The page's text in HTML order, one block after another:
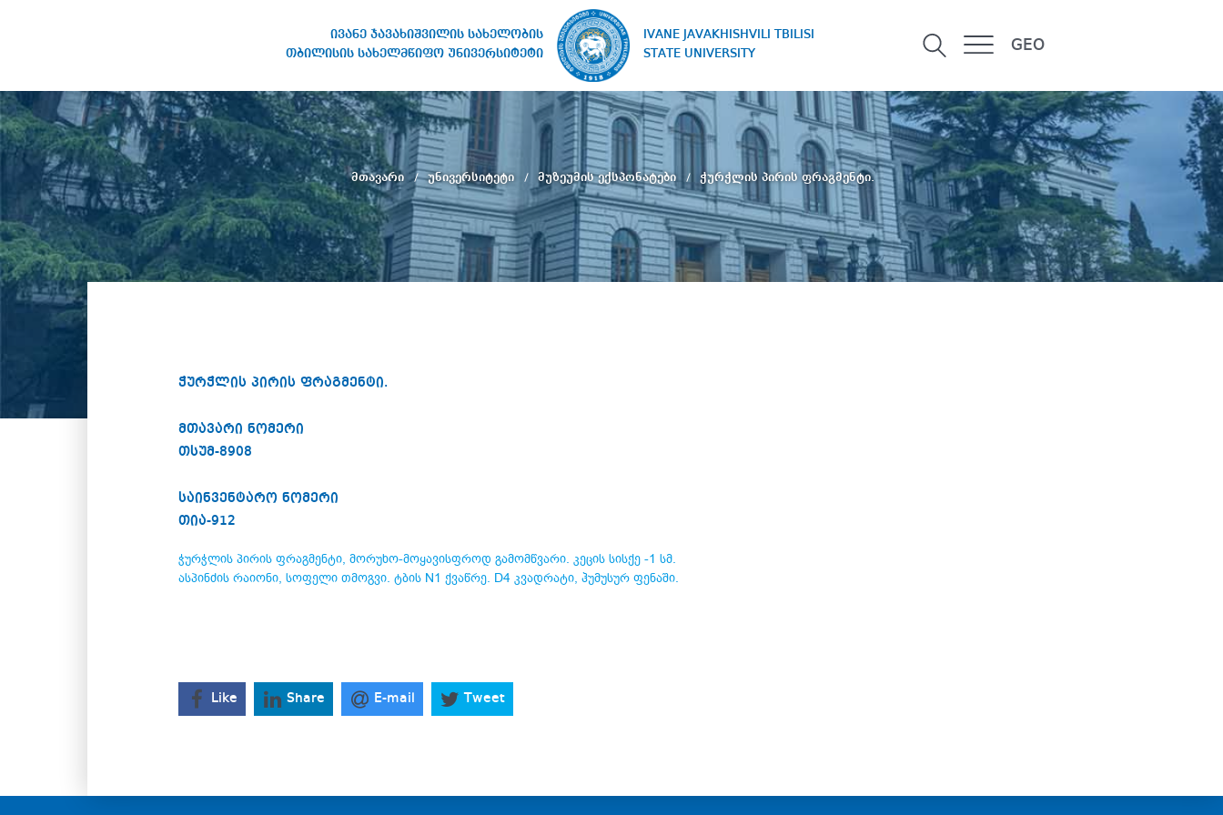
ივანე ჯავახიშვილის სახელობის
თბილისის სახელმწიფო უნივერსიტეტი
IVANE JAVAKHISHVILI TBILISI
STATE UNIVERSITY
GEO
სახელობის თბილისის
სახელმწიფო უნივერსიტეტი
მთავარი უნივერსიტეტი მუზეუმის ექსპონატები ჭურჭლის პირის ფრაგმენტი.
ჭურჭლის პირის ფრაგმენტი.
მთავარი ნომერი
თსუმ-8908
საინვენტარო ნომერი
თია-912
ჭურჭლის პირის ფრაგმენტი, მორუხო-მოყავისფროდ გამომწვარი. კეცის სისქე -1 სმ.
ასპინძის რაიონი, სოფელი თმოგვი. ტბის N1 ქვაწრე. D4 კვადრატი, ჰუმუსურ ფენაში.
Like Share E-mail Tweet